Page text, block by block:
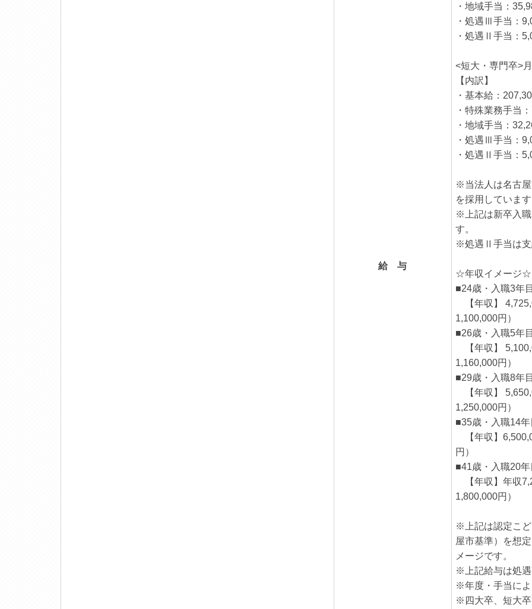
給 与
・地域手当：
・処遇Ⅲ手当：
・処遇Ⅱ手当：
<短大・専門卒>
【内訳】
・基本給：
・特殊業務手当
・地域手当：
・処遇Ⅲ手当：
・処遇Ⅱ手当：
※当法人は名古
を採用していま
※上記は新卒入
す。
※処遇Ⅱ手当は支
☆年収イメージ☆
■24歳・入職3
【年収】
1,100,000円）
■26歳・入職5年
【年収】
1,160,000円）
■29歳・入職8年
【年収】
1,250,000円）
■35歳・入職14
【年収】
円）
■41歳・入職20
【年収】年収
1,800,000円）
※上記は認定こ
屋市基準）を想
メージです。
※上記給与は処
※年度・手当に
※四大卒、短大